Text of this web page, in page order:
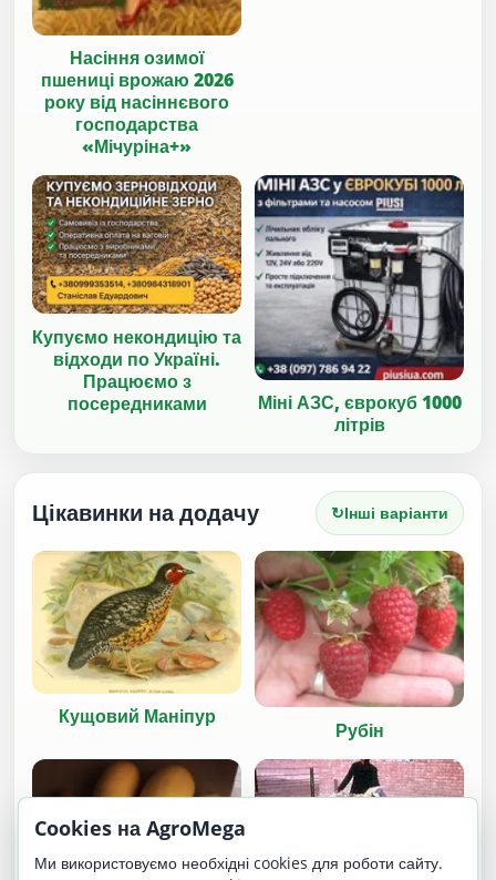
Насіння озимої
пшениці врожаю 2026
року від насіннєвого
господарства
«Мічуріна+»
Купуємо некондицію та
відходи по Україні.
Працюємо з
посередниками
Міні АЗС, єврокуб 1000
літрів
Цікавинки на додачу ↻Інші варіанти
Кущовий Маніпур
Рубін
Cookies на AgroMega
Ми використовуємо необхідні cookies для роботи сайту.